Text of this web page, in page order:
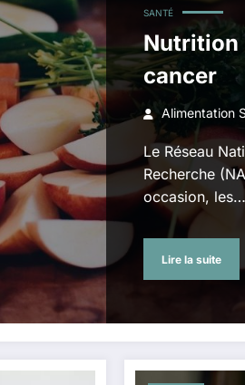
SANTÉ
Nutrition
cancer
Alimentation
Le Réseau
Recherche
occasion, les…
Lire la suite